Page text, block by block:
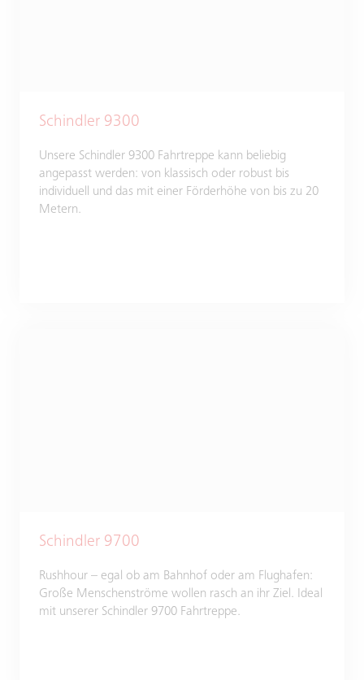
Schindler 9300
Unsere Schindler 9300 Fahrtreppe kann beliebig
angepasst werden: von klassisch oder robust bis
individuell und das mit einer Förderhöhe von bis zu 20
Metern.
Schindler 9700
Rushhour – egal ob am Bahnhof oder am Flughafen:
Große Menschenströme wollen rasch an ihr Ziel. Ideal
mit unserer Schindler 9700 Fahrtreppe.